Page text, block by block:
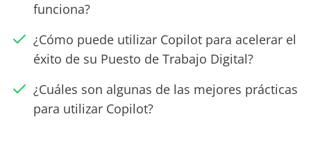
funciona?
¿Cómo puede utilizar Copilot para acelerar el
éxito de su Puesto de Trabajo Digital?
¿Cuáles son algunas de las mejores prácticas
para utilizar Copilot?